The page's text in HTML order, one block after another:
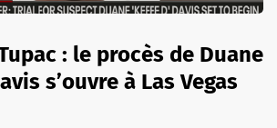
: le procès de Duane
s’ouvre à Las Vegas